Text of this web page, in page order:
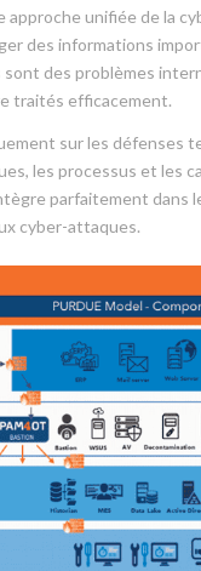
unifiée de la
des informations
sont des problèmes
traités efficacement.
sur les défenses
les processus et les
parfaitement dans
cyber-attaques.